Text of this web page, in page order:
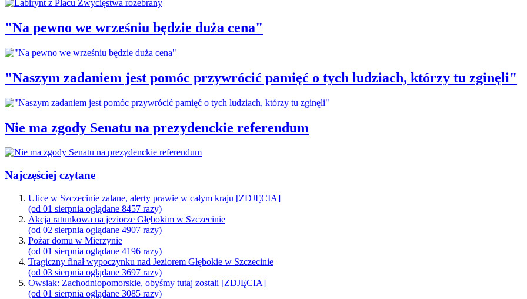
"Na pewno we wrześniu będzie duża cena"
"Naszym zadaniem jest pomóc przywrócić pamięć o tych ludziach, którzy tu zginęli"
Nie ma zgody Senatu na prezydenckie referendum
Najczęściej czytane
Ulice w Szczecinie zalane, alerty prawie w całym kraju [ZDJĘCIA]
(od 01 sierpnia oglądane 8457 razy)
Akcja ratunkowa na jeziorze Głębokim w Szczecinie
(od 02 sierpnia oglądane 4907 razy)
Pożar domu w Mierzynie
(od 01 sierpnia oglądane 4196 razy)
Tragiczny finał wypoczynku nad Jeziorem Głębokie w Szczecinie
(od 03 sierpnia oglądane 3697 razy)
Owsiak: Zachodniopomorskie, obyśmy tutaj zostali [ZDJĘCIA]
(od 01 sierpnia oglądane 3085 razy)